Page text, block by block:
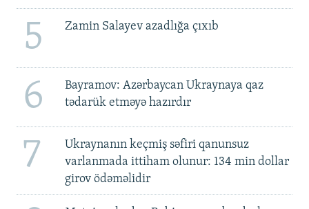
5 Zamin Salayev azadlığa çıxıb
6
Bayramov: Azərbaycan Ukraynaya qaz
tədarük etməyə hazırdır
7
Ukraynanın keçmiş səfiri qanunsuz
varlanmada ittiham olunur: 134 min dollar
girov ödəməlidir